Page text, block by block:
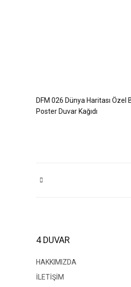
DFM 026 Dünya Haritası Özel
Poster Duvar Kağıdı
4 DUVAR
HAKKIMIZDA
İLETİŞİM